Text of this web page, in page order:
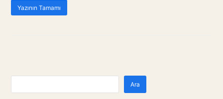
Yazının Tamamı
Ara